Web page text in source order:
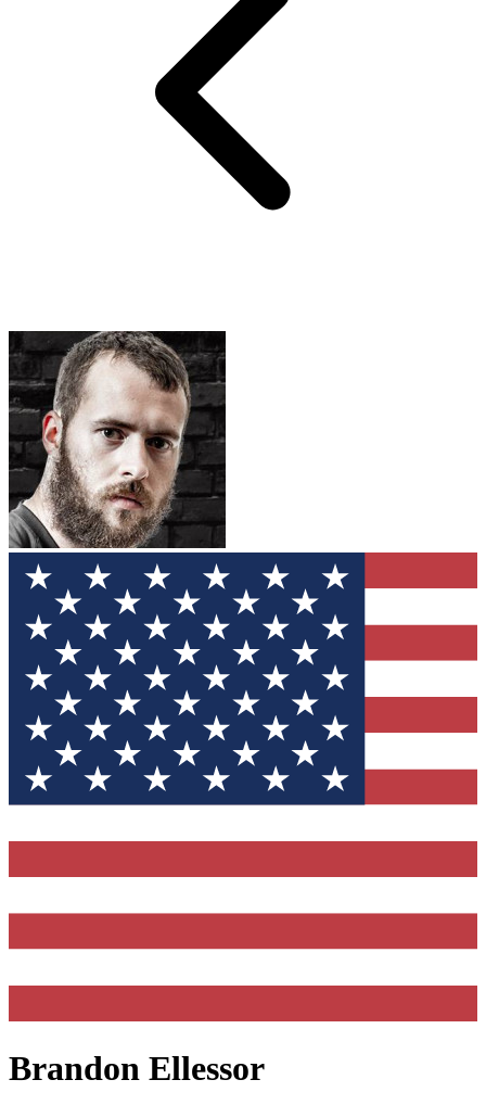
Brandon Ellessor